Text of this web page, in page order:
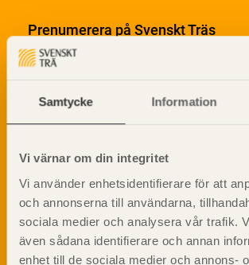
Samtycke Information
Vi värnar om din integritet
Vi använder enhetsidentifierare för att
och annonserna till användarna,
sociala medier och analysera vår trafik.
även sådana identifierare och annan
enhet till de sociala medier och annons-
Prenumerera på Svenskt Träs
informationsutskick!